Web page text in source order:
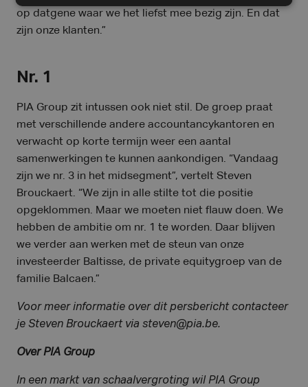
op datgene waar we het liefst mee bezig zijn. En dat
zijn onze klanten.”
Nr. 1
PIA Group zit intussen ook niet stil. De groep praat
met verschillende andere accountancykantoren en
verwacht op korte termijn weer een aantal
samenwerkingen te kunnen aankondigen. “Vandaag
zijn we nr. 3 in het midsegment”, vertelt Steven
Brouckaert. “We zijn in alle stilte tot die positie
opgeklommen. Maar we moeten niet flauw doen. We
hebben de ambitie om nr. 1 te worden. Daar blijven
we verder aan werken met de steun van onze
investeerder Baltisse, de private equitygroep van de
familie Balcaen.”
Voor meer informatie over dit persbericht contacteer
je Steven Brouckaert via steven@pia.be.
Over PIA Group
In een markt van schaalvergroting wil PIA Group